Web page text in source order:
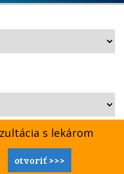
s lekárom
otvoriť >>>